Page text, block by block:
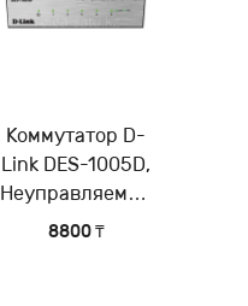
Коммутатор D-
Link DES-1005D,
Неуправляемый
коммутатор с 5
8800 ₸